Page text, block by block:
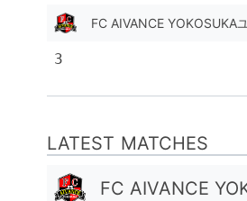
FC AIVANCE YOKOSUKA
3
LATEST MATCHES
FC AIVANCE